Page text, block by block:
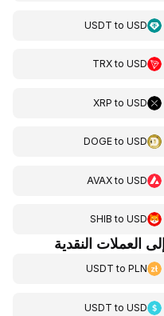
USDT toUSD
TRXtoUSD
XRP toUSD
DOGEtoUSD
AVAXtoUSD
SHIB toUSD
العملات النقدية
USDT toPLN
USDT toUSD